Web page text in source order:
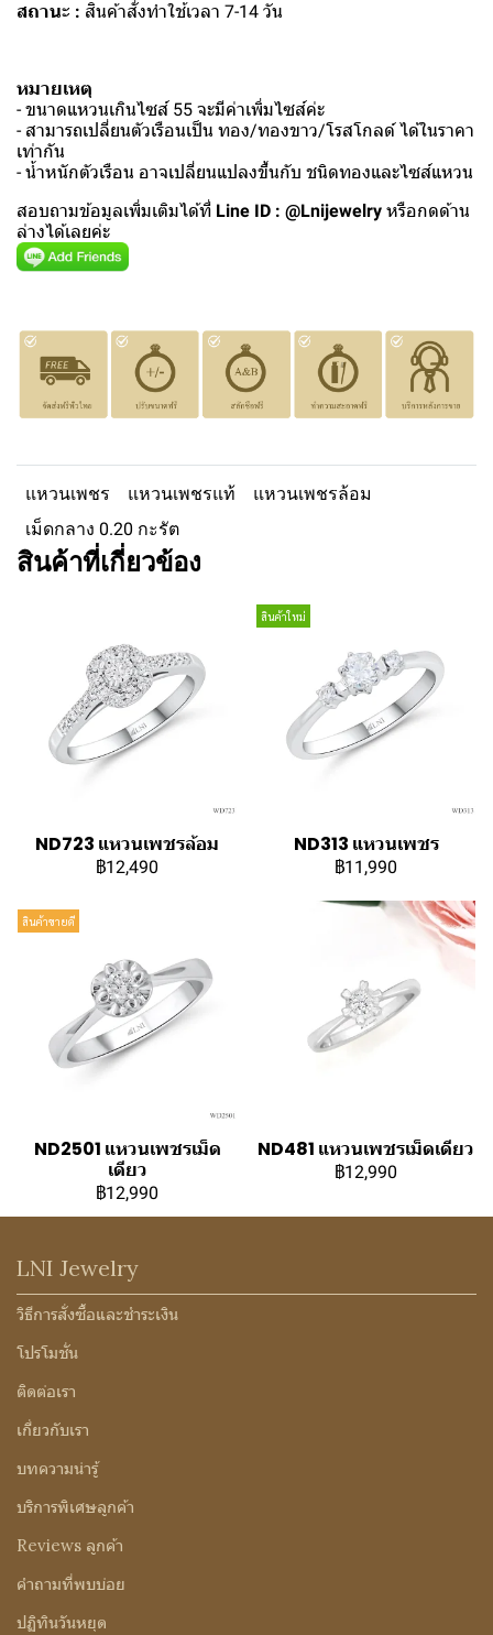
สถานะ : สินค้าสั่งทำใช้เวลา 7-14 วัน
หมายเหตุ
- ขนาดแหวนเกินไซส์ 55 จะมีค่าเพิ่มไซส์ค่ะ
- สามารถเปลี่ยนตัวเรือนเป็น ทอง/ทองขาว/โรสโกลด์ ได้ในราคา
เท่ากัน
- น้ำหนักตัวเรือน อาจเปลี่ยนแปลงขึ้นกับ ชนิดทองและไซส์แหวน
สอบถามข้อมูลเพิ่มเติมได้ที่ Line ID : @Lnijewelry หรือกดด้าน
ล่างได้เลยค่ะ
แหวนเพชร แหวนเพชรแท้
แหวนเพชรล้อม
เม็ดกลาง 0.20 กะรัต
สินค้าที่เกี่ยวข้อง
ND723 แหวนเพชรล้อม
฿12,490
สินค้าใหม่
ND313 แหวนเพชร
฿11,990
สินค้าขายดี
ND2501 แหวนเพชรเม็ด
เดียว
฿12,990
ND481 แหวนเพชรเม็ดเดียว
฿12,990
LNI Jewelry
วิธีการสั่งซื้อและชำระเงิน
โปรโมชั่น
ติดต่อเรา
เกี่ยวกับเรา
บทความน่ารู้
บริการพิเศษลูกค้า
Reviews ลูกค้า
คำถามที่พบบ่อย
ปฏิทินวันหยุด